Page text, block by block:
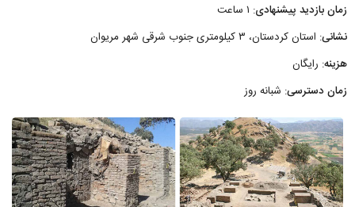
زمان بازدید پیشنهادی: ۱ ساعت
نشانی: استان کردستان، ۳ کیلومتری جنوب شرقی شهر مریوان
هزینه: رایگان
زمان دسترسی: شبانه روز